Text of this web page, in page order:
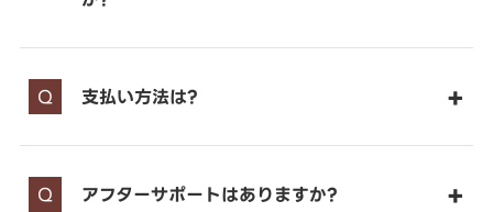
支払い方法は?
アフターサポートはありますか?